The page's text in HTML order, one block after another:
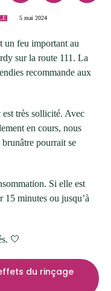
5 mai 2024
un feu important au
sur la route 111. La
recommande aux
est très sollicité. Avec
en cours, nous
pourrait se
Si elle est
15 minutes ou jusqu’à
🤍
du rinçage